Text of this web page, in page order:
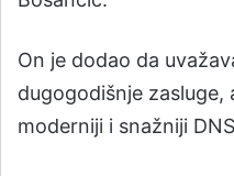
On je dodao da
dugogodišnje zasluge,
moderniji i snažniji